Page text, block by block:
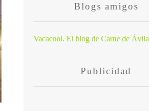
Blogs amigos
Vacacool. El blog de Carne de Ávila
Publicidad